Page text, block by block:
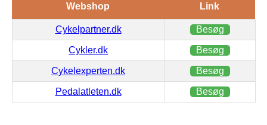
Webshop Link
Cykelpartner.dk Besøg
Cykler.dk Besøg
Cykelexperten.dk Besøg
Pedalatleten.dk Besøg